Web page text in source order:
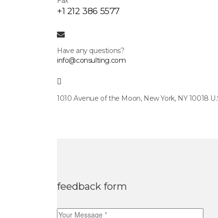
+1 212 386 5577
Have any questions?
info@consulting.com
1010 Avenue of the Moon, New York, NY 10018
feedback form